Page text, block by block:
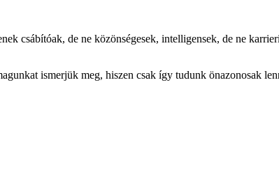
csábítóak, de ne közönségesek, intelligensek, de ne
ismerjük meg, hiszen csak így tudunk önazonosak